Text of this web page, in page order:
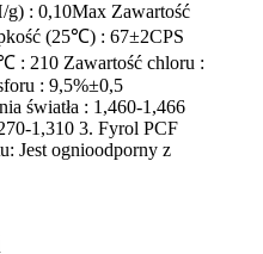
: 0,10Max Zawartość
(25℃) : 67±2CPS
: 210 Zawartość chloru :
: 9,5%±0,5
światła : 1,460-1,466
1,310 3. Fyrol PCF
Jest ognioodporny z